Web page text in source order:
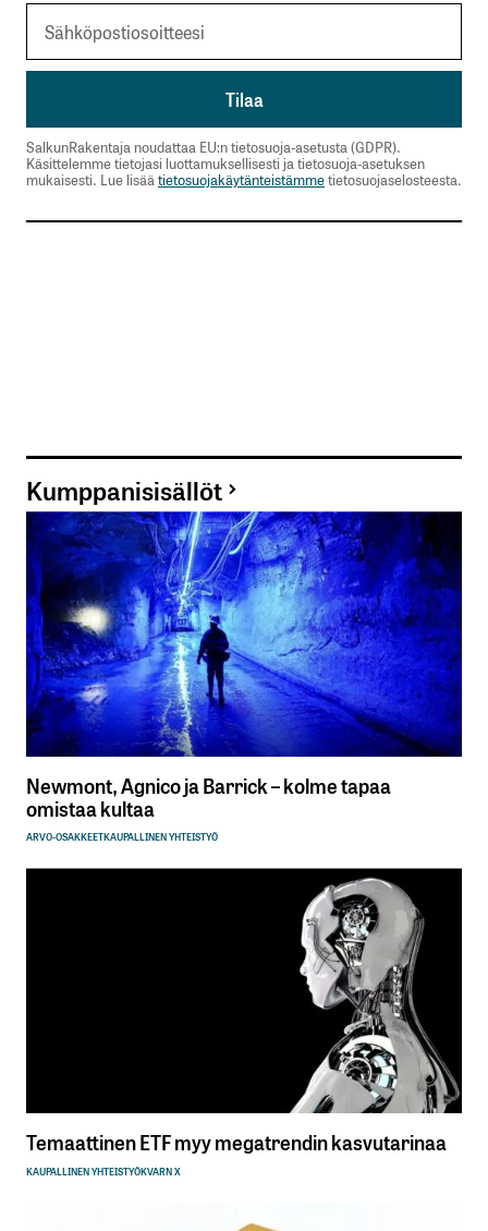
Sähköpostiosoitettasi ei julkaista.
kentät on merkitty
Lähetä kommentti
SalkunRakentaja noudattaa EU:n tietosuoja-asetusta (GDPR).
Käsittelemme tietojasi luottamuksellisesti ja tietosuoja-asetuksen
mukaisesti. Lue lisäätietosuojakäytänteistämmetietosuojaselosteesta.
Kumppanisisällöt
Newmont, Agnico ja Barrick – kolme tapaa
omistaa kultaa
ARVO-OSAKKEETKAUPALLINEN YHTEISTYÖ
Temaattinen ETF myy megatrendin kasvutarinaa
KAUPALLINEN YHTEISTYÖKVARN X